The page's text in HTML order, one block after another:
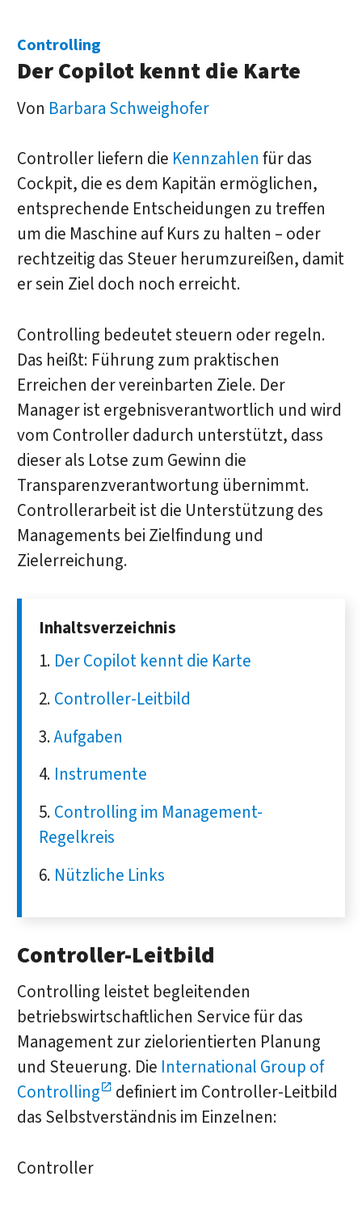
Controlling
Der Copilot kennt die Karte
Von Barbara Schweighofer
Controller liefern die Kennzahlen für das
Cockpit, die es dem Kapitän ermöglichen,
entsprechende Entscheidungen zu treffen
um die Maschine auf Kurs zu halten – oder
rechtzeitig das Steuer herumzureißen, damit
er sein Ziel doch noch erreicht.
Controlling bedeutet steuern oder regeln.
Das heißt: Führung zum praktischen
Erreichen der vereinbarten Ziele. Der
Manager ist ergebnisverantwortlich und wird
vom Controller dadurch unterstützt, dass
dieser als Lotse zum Gewinn die
Transparenzverantwortung übernimmt.
Controllerarbeit ist die Unterstützung des
Managements bei Zielfindung und
Zielerreichung.
Inhaltsverzeichnis
Der Copilot kennt die Karte
Controller-Leitbild
Aufgaben
Instrumente
Controlling im Management-
Regelkreis
Nützliche Links
Controller-Leitbild
Controlling leistet begleitenden
betriebswirtschaftlichen Service für das
Management zur zielorientierten Planung
und Steuerung. Die International Group of
Controlling
definiert im Controller-Leitbild
das Selbstverständnis im Einzelnen:
Controller